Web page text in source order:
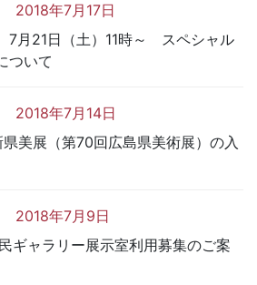
2018年7月17日
7月21日（土）11時～ スペシャル
ついて
2018年7月14日
県美展（第70回広島県美術展）の入
2018年7月9日
ャラリー展示室利用募集のご案